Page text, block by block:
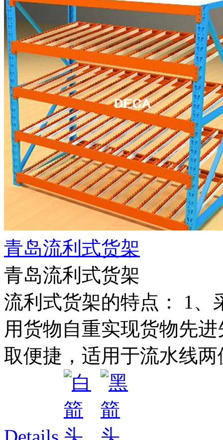
青岛流利式货架
青岛流利式货架
流利式货架的特点： 1、
用货物自重实现货物先
取便捷，适用于流水线